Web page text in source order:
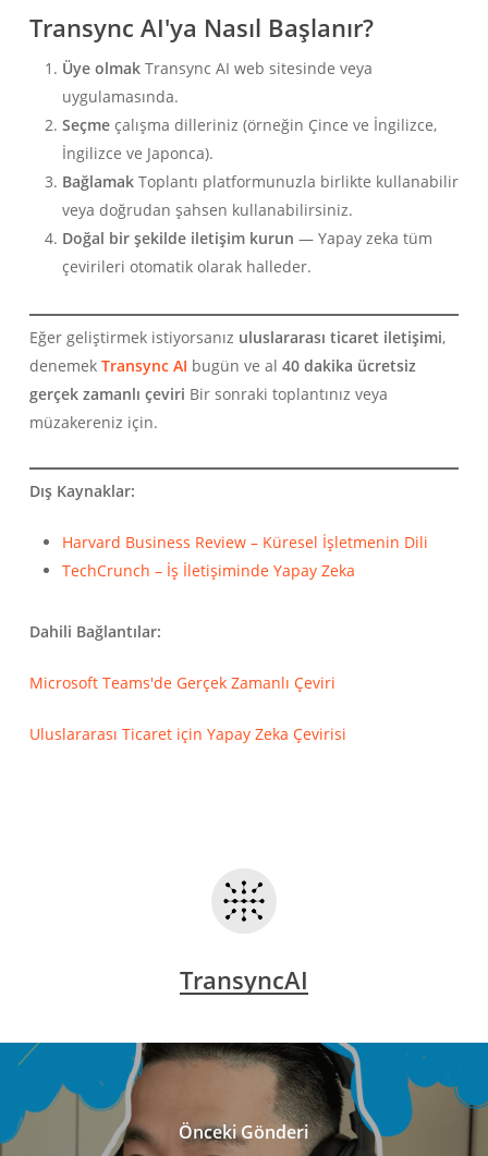
Transync AI'ya Nasıl Başlanır?
Üye olmakTransync AI web sitesinde veya
uygulamasında.
Seçmeçalışma dilleriniz (örneğin Çince ve İngilizce,
İngilizce ve Japonca).
BağlamakToplantı platformunuzla birlikte kullanabilir
veya doğrudan şahsen kullanabilirsiniz.
Doğal bir şekilde iletişim kurun — Yapay zeka tüm
çevirileri otomatik olarak halleder.
Eğer geliştirmek istiyorsanız uluslararası ticaret iletişimi,
denemek Transync AI bugün ve al 40 dakika ücretsiz
gerçek zamanlı çeviri Bir sonraki toplantınız veya
müzakereniz için.
Dış Kaynaklar:
Harvard Business Review – Küresel İşletmenin Dili
TechCrunch – İş İletişiminde Yapay Zeka
Dahili Bağlantılar:
Microsoft Teams'de Gerçek Zamanlı Çeviri
Uluslararası Ticaret için Yapay Zeka Çevirisi
TransyncAI
Önceki Gönderi